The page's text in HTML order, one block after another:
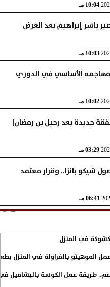
10:04 مـ
ياسر إبراهيم بعد العرض
10:03 مـ
الأساسي في الدوري
10:02 مـ
جديدة بعد رحيل بن رمضان|
03:29 مـ
شيكو بانزا.. وقرار معتمد
06:41 مـ
في المنزل
الموهيتو بالفراولة في المنزل
طريقة عمل الكوسة بالبشاميل